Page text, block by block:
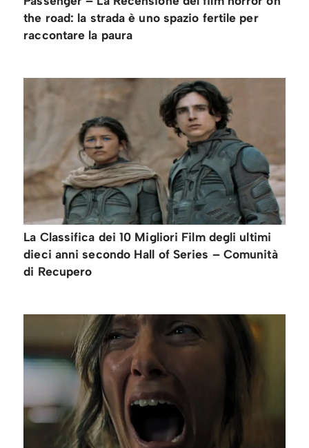
the road: la strada è uno spazio fertile per
raccontare la paura
La Classifica dei 10 Migliori Film degli ultimi
dieci anni secondo Hall of Series – Comunità
di Recupero